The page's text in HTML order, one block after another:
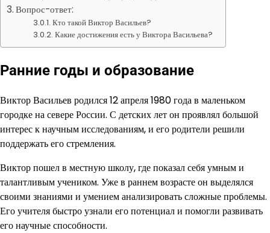
Вопрос-ответ:
Кто такой Виктор Васильев?
Какие достижения есть у Виктора Васильева?
Ранние годы и образование
Виктор Васильев родился 12 апреля 1980 года в маленьком
городке на севере России. С детских лет он проявлял большой
интерес к научным исследованиям, и его родители решили
поддержать его стремления.
Виктор пошел в местную школу, где показал себя умным и
талантливым учеником. Уже в раннем возрасте он выделялся
своими знаниями и умением анализировать сложные проблемы.
Его учителя быстро узнали его потенциал и помогли развивать
его научные способности.